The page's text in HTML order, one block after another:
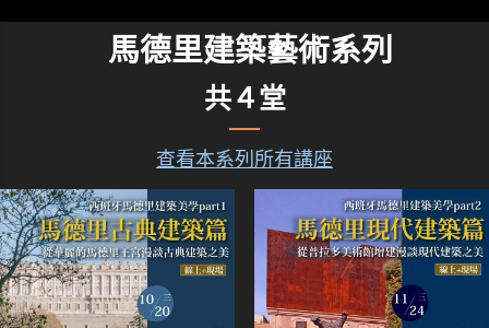
馬德里建築藝術系列
共４堂
查看本系列所有講座